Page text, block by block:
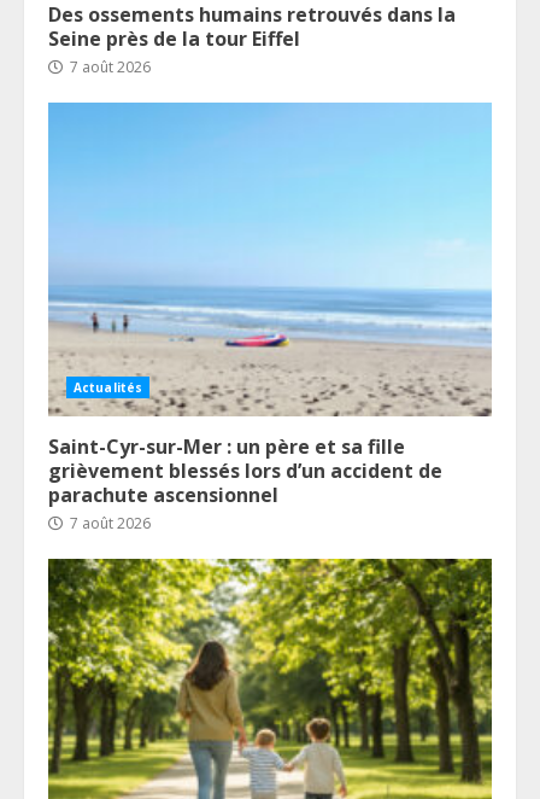
Des ossements humains retrouvés dans la
Seine près de la tour Eiffel
7 août 2026
Actualités
Saint-Cyr-sur-Mer : un père et sa fille
grièvement blessés lors d’un accident de
parachute ascensionnel
7 août 2026